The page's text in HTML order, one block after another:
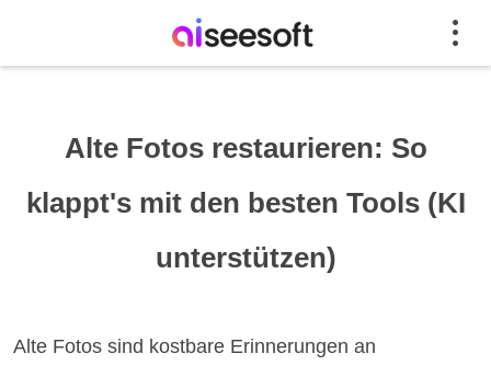
Alte Fotos restaurieren: So
klappt's mit den besten Tools (KI
unterstützen)
Alte Fotos sind kostbare Erinnerungen an